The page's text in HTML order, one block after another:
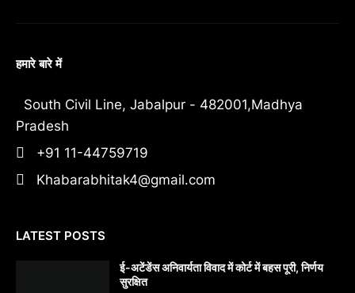
हमारे बारे में
South Civil Line, Jabalpur - 482001,Madhya
Pradesh
+91 11-44759719
Khabarabhitak4@gmail.com
LATEST POSTS
​ई-अटेंडेंस अनिवार्यता विवाद में कोर्ट में बहस पूरी, निर्णय
सुरक्षित